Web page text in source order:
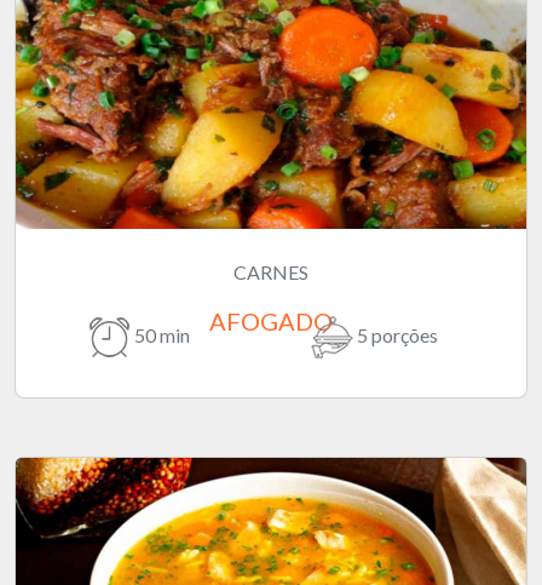
CARNES
AFOGADO
50 min 5 porções